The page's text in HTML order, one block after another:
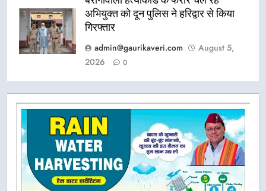
अभियुक्त को दून पुलिस ने हरिद्वार से किया
गिरफ्तार
admin@gaurikaveri.com
August 5,
2026
0